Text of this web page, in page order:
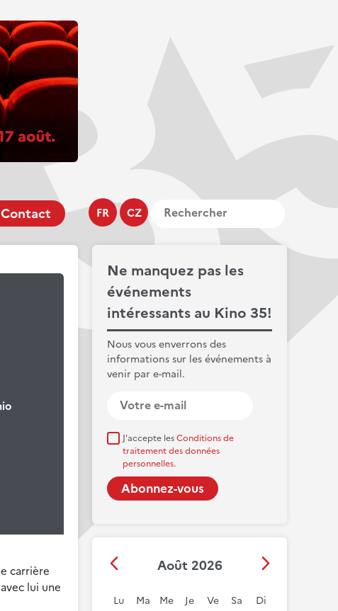
FR CZ
Contact
Ne manquez pas les
événements
intéressants au Kino 35!
Nous vous enverrons des
informations sur les événements à
venir par e-mail.
J'accepte lesConditions de
traitement des données
personnelles.
Août 2026
Lu Ma Me Je Ve Sa Di
carrière
lui une